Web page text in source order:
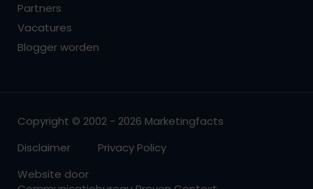
Partners
Vacatures
Blogger worden
Copyright © 2002 - 2026 Marketingfacts
Disclaimer
Privacy Policy
Website door